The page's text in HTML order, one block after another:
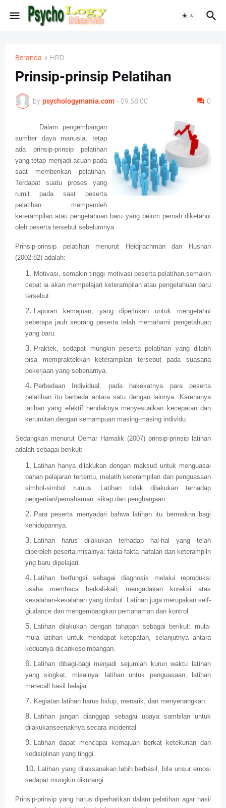
Beranda HRD
Prinsip-prinsip Pelatihan
by psychologymania.com - 09.58.00 0
Dalam pengembangan
sumber daya manusia, tetap
ada prinsip-prinsip pelatihan
yang tetap menjadi acuan pada
saat memberikan pelatihan.
Terdapat suatu proses yang
rumit pada saat peserta
pelatihan memperoleh
keterampilan atau pengetahuan baru yang belum pernah diketahui
oleh peserta tersebut sebelumnya.
Prinsip-prinsip pelatihan menurut Heidjrachman dan Husnan
(2002:82) adalah:
Motivasi, semakin tinggi motivasi peserta pelatihan,semakin
cepat ia akan mempelajari keterampilan atau pengetahuan baru
tersebut.
Laporan kemajuan, yang diperlukan untuk mengetahui
seberapa jauh seorang peserta telah memahami pengetahuan
yang baru.
Praktek, sedapat mungkin peserta pelatihan yang dilatih
bisa mempraktekkan keterampilan tersebut pada suasana
pekerjaan yang sebenarnya.
Perbedaan Individual, pada hakekatnya para peserta
pelatihan itu berbeda antara satu dengan lainnya. Karenanya
latihan yang efektif hendaknya menyesuaikan kecepatan dan
kerumitan dengan kemampuan masing-masing individu.
Sedangkan menurut Oemar Hamalik (2007) prinsip-prinsip latihan
adalah sebagai berikut:
Latihan hanya dilakukan dengan maksud untuk menguasai
bahan pelajaran tertentu, melatih keterampilan dan penguasaan
simbol-simbol rumus. Latihan tidak dilakukan terhadap
pengertian/pemahaman, sikap dan penghargaan.
Para peserta menyadari bahwa latihan itu bermakna bagi
kehidupannya.
Latihan harus dilakukan terhadap hal-hal yang telah
diperoleh peserta,misalnya: fakta-fakta hafalan dan keterampiln
yng baru dipelajari.
Latihan berfungsi sebagai diagnosis melalui reproduksi
usaha membaca berkali-kali, mengadakan koreksi atas
kesalahan-kesalahan yang timbul. Latihan juga merupakan self-
giudance dan mengembangkan pemahaman dan kontrol.
Latihan dilakukan dengan tahapan sebagai berikut: mula-
mula latihan untuk mendapat ketepatan, selanjutnya antara
keduanya dicarikeseimbangan.
Latihan dibagi-bagi menjadi sejumlah kurun waktu latihan
yang singkat, misalnya: latihan untuk penguasaan, latihan
merecall hasil belajar.
Kegiatan latihan harus hidup, menarik, dan menyenangkan.
Latihan jangan dianggap sebagai upaya sambilan untuk
dilakukanseenaknya secara incidental
Latihan dapat mencapai kemajuan berkat ketekunan dan
kedisiplinan yang tinggi.
Latihan yang dilaksanakan lebih berhasil, bila unsur emosi
sedapat mungkin dikurangi.
Prinsip-prinsip yang harus diperhatikan dalam pelatihan agar hasil